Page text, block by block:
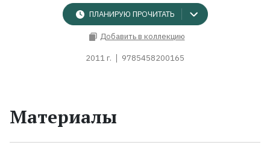
Экранизации
ПЛАНИРУЮ ПРОЧИТАТЬ
Добавить в коллекцию
2011 г. 9785458200165
Материалы